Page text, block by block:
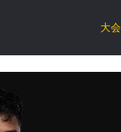
大会